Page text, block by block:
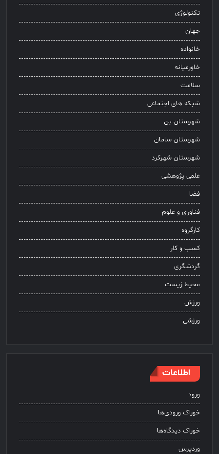
تکنولوژی
جهان
خانواده
خاورمیانه
سلامت
شبکه های اجتماعی
شهرستان بن
شهرستان سامان
شهرستان شهرکرد
علمی پژوهشی
فضا
فناوری و علوم
کارگروه
کسب و کار
گردشگری
محیط زیست
ورزش
ورزشی
اطلاعات
ورود
خوراک ورودی‌ها
خوراک دیدگاه‌ها
وردپرس